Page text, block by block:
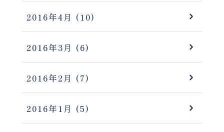
2016年4月 (10)
2016年3月 (6)
2016年2月 (7)
2016年1月 (5)